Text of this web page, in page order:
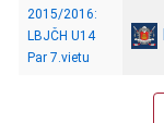
2015/2016:
LBJČH U14
Par 7.vietu